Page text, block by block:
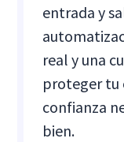
entrada y
real y una
proteger tu
confianza
bien.